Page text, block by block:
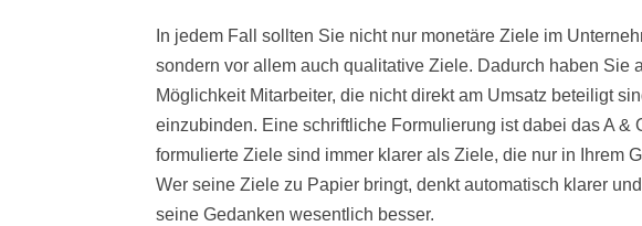
In jedem Fall sollten Sie nicht nur monetäre Ziele im
sondern vor allem auch qualitative Ziele. Dadurch haben Sie
Möglichkeit Mitarbeiter, die nicht direkt am Umsatz beteiligt
einzubinden. Eine schriftliche Formulierung ist dabei das A &
formulierte Ziele sind immer klarer als Ziele, die nur in Ihrem
Wer seine Ziele zu Papier bringt, denkt automatisch klarer
seine Gedanken wesentlich besser.